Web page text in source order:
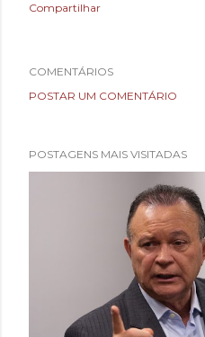
Compartilhar
COMENTÁRIOS
POSTAR UM COMENTÁRIO
POSTAGENS MAIS VISITADAS